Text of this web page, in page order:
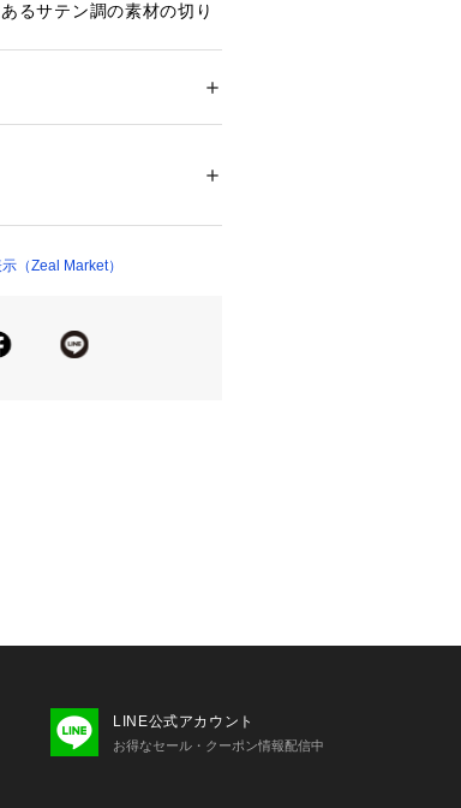
るサテン調の素材の切り
ールがすっきりとした美
します。
ため、
（Zeal Market）
LINE公式アカウント
お得なセール・クーポン情報配信中